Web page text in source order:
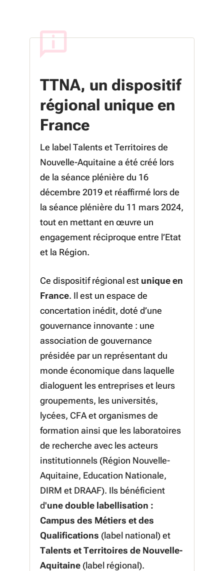
TTNA, un dispositif
régional unique en
France
Le label Talents et Territoires de
Nouvelle-Aquitaine a été créé lors
de la séance plénière du 16
décembre 2019 et réaffirmé lors de
la séance plénière du 11 mars 2024,
tout en mettant en œuvre un
engagement réciproque entre l’Etat
et la Région.
Ce dispositif régional est unique en
France. Il est un espace de
concertation inédit, doté d’une
gouvernance innovante : une
association de gouvernance
présidée par un représentant du
monde économique dans laquelle
dialoguent les entreprises et leurs
groupements, les universités,
lycées, CFA et organismes de
formation ainsi que les laboratoires
de recherche avec les acteurs
institutionnels (Région Nouvelle-
Aquitaine, Education Nationale,
DIRM et DRAAF). Ils bénéficient
d'une double labellisation :
Campus des Métiers et des
Qualifications (label national) et
Talents et Territoires de Nouvelle-
Aquitaine (label régional).